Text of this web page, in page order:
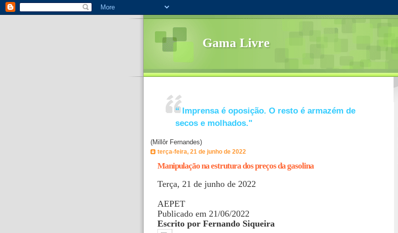
Gama Livre
“ Imprensa é oposição. O resto é armazém de
secos e molhados."
(Millôr Fernandes)
terça-feira, 21 de junho de 2022
Manipulação na estrutura dos preços da gasolina
Terça, 21 de junho de 2022
AEPET
Publicado em 21/06/2022
Escrito por Fernando Siqueira